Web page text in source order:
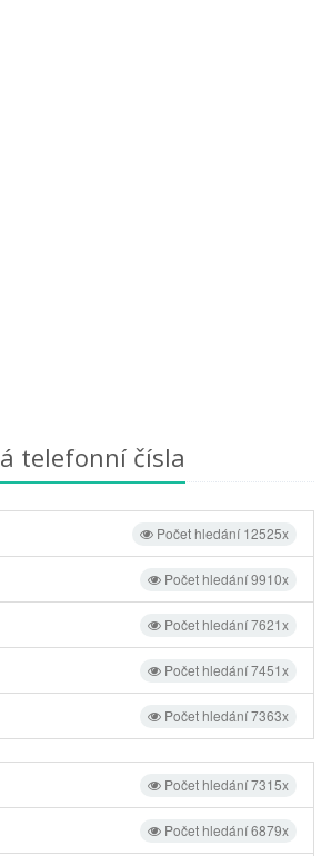
telefonní čísla
Počet hledání 12525x
Počet hledání 9910x
Počet hledání 7621x
Počet hledání 7451x
Počet hledání 7363x
Počet hledání 7315x
Počet hledání 6879x